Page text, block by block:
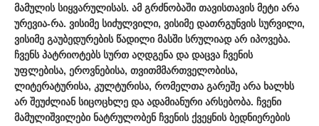
მამულის სიყვარულისას. ამ გრძნობაში თავისთავის მეტი არა
ურევია-რა. ვისიმე სიძულვილი, ვისიმე დათრგუნვის სურვილი,
ვისიმე გაუბედურების წადილი მასში სრულიად არ იპოვება.
ჩვენს პატრიოტებს სურთ აღდგენა და დაცვა ჩვენის
უფლებისა, ეროვნებისა, თვითმმართველობისა,
ლიტერატურისა, კულტურისა, რომელთა გარეშე არა ხალხს
არ შეუძლიან სიცოცხლე და ადამიანური არსებობა. ჩვენი
მამულიშვილები ნატრულობენ ჩვენის ქვეყნის ბედნიერების